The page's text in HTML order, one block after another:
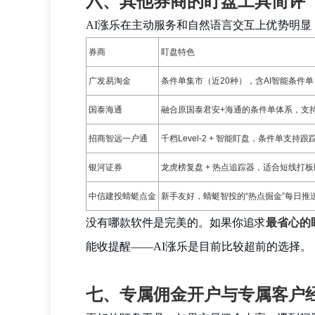
AI涨乐在主动服务和自然语言交互上优势明
券商 盯盘特色
广发易淘金 条件单集市（近20种），含AI智能条件
国泰海通 融合原国泰君安+海通的条件单体系，支
招商智远一户通 千档Level-2 + 智能盯盘，条件单支持跟
银河证券 龙虎榜复盘 + 热点追踪器，适合短线打
中信建投蜻蜓点金 新手友好，蜻蜓智投的“热点掘金”每日推
没有哪款软件是完美的。如果你追求最省心的
能收提醒——AI涨乐是目前比较超前的选择。
七、专属佣金开户与专属客户